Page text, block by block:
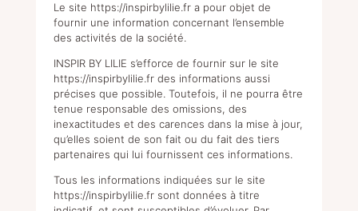
Le site https://inspirbylilie.fr a pour objet de
fournir une information concernant l’ensemble
des activités de la société.
INSPIR BY LILIE s’efforce de fournir sur le site
https://inspirbylilie.fr des informations aussi
précises que possible. Toutefois, il ne pourra être
tenue responsable des omissions, des
inexactitudes et des carences dans la mise à jour,
qu’elles soient de son fait ou du fait des tiers
partenaires qui lui fournissent ces informations.
Tous les informations indiquées sur le site
https://inspirbylilie.fr sont données à titre